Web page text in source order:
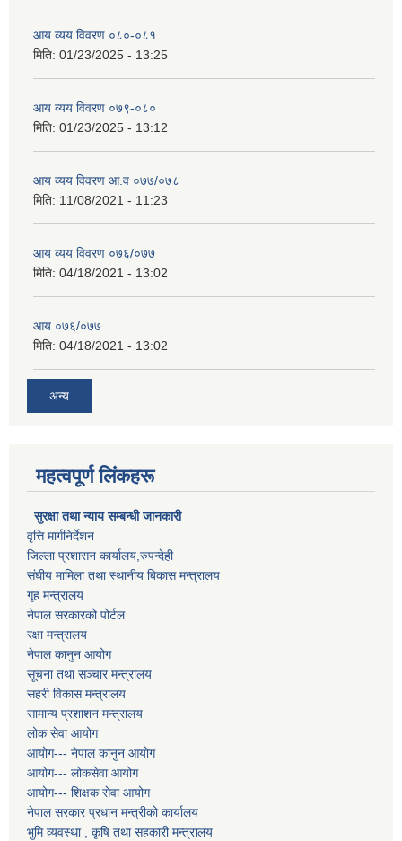
आय व्यय विवरण ०८०-०८१
मिति: 01/23/2025 - 13:25
आय व्यय विवरण ०७९-०८०
मिति: 01/23/2025 - 13:12
आय व्यय विवरण आ.व ०७७/०७८
मिति: 11/08/2021 - 11:23
आय व्यय विवरण ०७६/०७७
मिति: 04/18/2021 - 13:02
आय ०७६/०७७
मिति: 04/18/2021 - 13:02
अन्य
महत्वपूर्ण लिंकहरू
सुरक्षा तथा न्याय सम्बन्धी जानकारी
वृत्ति मार्गनिर्देशन
जिल्ला प्रशासन कार्यालय,रुपन्देही
संघीय मामिला तथा स्थानीय बिकास मन्त्रालय
गृह मन्त्रालय
नेपाल सरकारको पोर्टल
रक्षा मन्त्रालय
नेपाल कानुन आयोग
सूचना तथा सञ्चार मन्त्रालय
सहरी विकास मन्त्रालय
सामान्य प्रशाशन मन्त्रालय
लोक सेवा आयोग
आयोग--- नेपाल कानुन आयोग
आयोग--- लोकसेवा आयोग
आयोग--- शिक्षक सेवा आयोग
नेपाल सरकार प्रधान मन्त्रीको कार्यालय
भुमि व्यवस्था , कृषि तथा सहकारी मन्त्रालय